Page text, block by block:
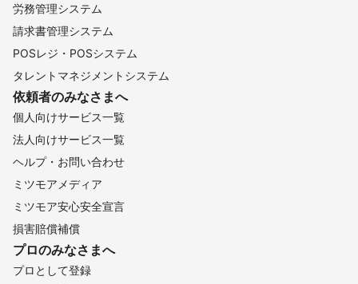
労務管理システム
請求書管理システム
POSレジ・POSシステム
タレントマネジメントシステム
依頼者のみなさまへ
個人向けサービス一覧
法人向けサービス一覧
ヘルプ・お問い合わせ
ミツモアメディア
ミツモア安心安全宣言
損害賠償補償
プロのみなさまへ
プロとして登録